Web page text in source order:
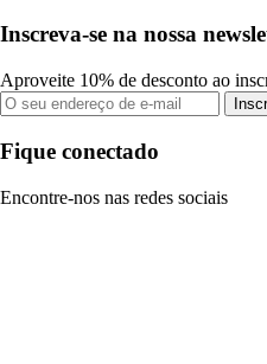
Inscreva-se na nossa
Aproveite 10% de desconto ao
Fique conectado
Encontre-nos nas redes sociais